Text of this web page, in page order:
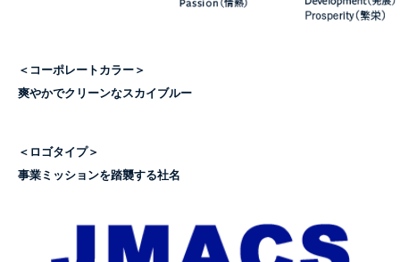
＜コーポレートカラー＞
爽やかでクリーンなスカイブルー
＜ロゴタイプ＞
事業ミッションを踏襲する社名